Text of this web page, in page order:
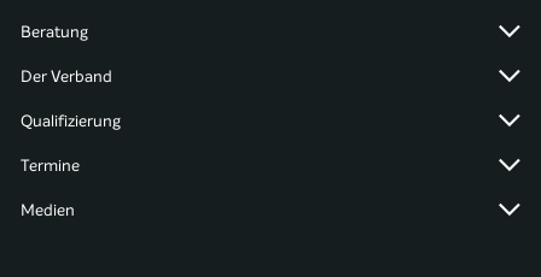
Beratung
Der Verband
Qualifizierung
Termine
Medien